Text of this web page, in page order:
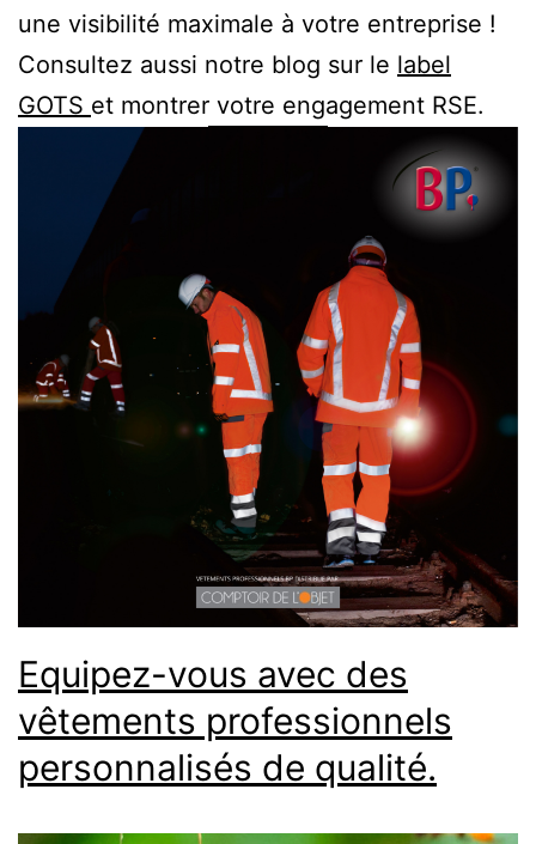
une visibilité maximale à votre entreprise !
Consultez aussi notre blog sur le label
GOTS et montrer votre engagement RSE.
Equipez-vous avec des
vêtements professionnels
personnalisés de qualité.